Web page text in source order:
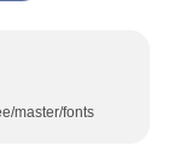
master/fonts